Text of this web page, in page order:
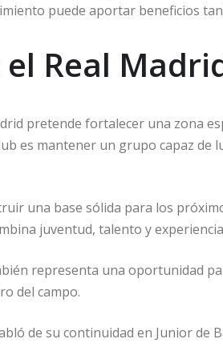
puede aportar beneficios
Real
pretende fortalecer una zona
es mantener un grupo capaz
una base sólida para los
juventud, talento y
representa una oportunidad
del campo.
de su continuidad en Junior de